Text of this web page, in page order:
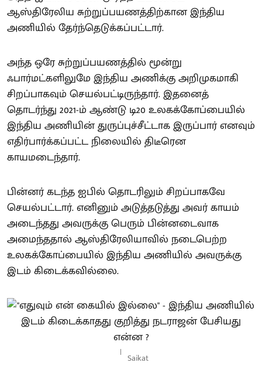
ஆஸ்திரேலிய சுற்றுப்பயணத்திற்கான இந்திய
அணியில் தேர்ந்தெடுக்கப்பட்டார்.
அந்த ஒரே சுற்றுப்பயணத்தில் மூன்று
ஃபார்மட்களிலுமே இந்திய அணிக்கு அறிமுகமாகி
சிறப்பாகவும் செயல்பட்டிருந்தார். இதனைத்
தொடர்ந்து 2021-ம் ஆண்டு டி20 உலகக்கோப்பையில்
இந்திய அணியின் துருப்புச்சீட்டாக இருப்பார் எனவும்
எதிர்பார்க்கப்பட்ட நிலையில் திடீரென
காயமடைந்தார்.
பின்னர் கடந்த ஐபில் தொடரிலும் சிறப்பாகவே
செயல்பட்டார். எனினும் அடுத்தடுத்து அவர் காயம்
அடைந்தது அவருக்கு பெரும் பின்னடைவாக
அமைந்ததால் ஆஸ்திரேலியாவில் நடைபெற்ற
உலகக்கோப்பையில் இந்திய அணியில் அவருக்கு
இடம் கிடைக்கவில்லை.
Saikat